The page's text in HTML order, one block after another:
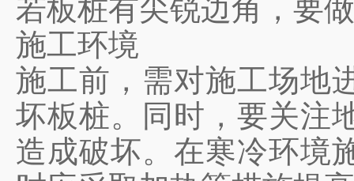
若板桩有尖锐边角，要
施工环境
施工前，需对施工场地
坏板桩。同时，要关注
造成破坏。在寒冷环境